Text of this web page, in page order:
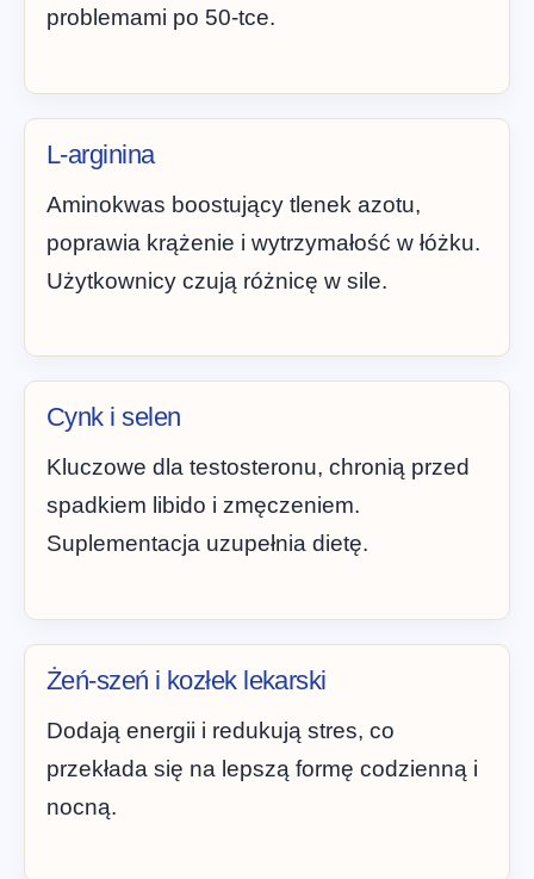
problemami po 50-tce.
L-arginina
Aminokwas boostujący tlenek azotu,
poprawia krążenie i wytrzymałość w łóżku.
Użytkownicy czują różnicę w sile.
Cynk i selen
Kluczowe dla testosteronu, chronią przed
spadkiem libido i zmęczeniem.
Suplementacja uzupełnia dietę.
Żeń-szeń i kozłek lekarski
Dodają energii i redukują stres, co
przekłada się na lepszą formę codzienną i
nocną.